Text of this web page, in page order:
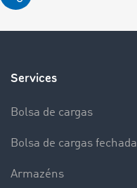
Services
Bolsa de cargas
Bolsa de cargas fechada
Armazéns